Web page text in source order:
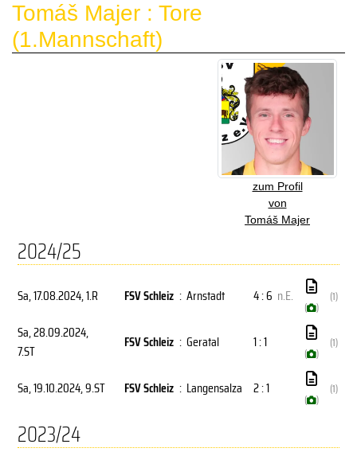
Tomáš Majer : Tore
(1.Mannschaft)
zum Profil
von
Tomáš Majer
2024/25
Sa, 17.08.2024, 1.R FSV Schleiz : Arnstadt 4 : 6 n.E.
( )
(1)
Sa, 28.09.2024,
7.ST
FSV Schleiz : Geratal 1 : 1
( )
(1)
Sa, 19.10.2024, 9.ST FSV Schleiz : Langensalza 2 : 1
( )
(1)
2023/24